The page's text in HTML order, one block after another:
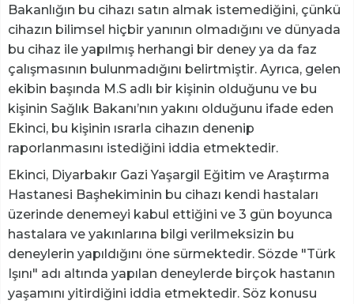
Bakanlığın bu cihazı satın almak istemediğini, çünkü
cihazın bilimsel hiçbir yanının olmadığını ve dünyada
bu cihaz ile yapılmış herhangi bir deney ya da faz
çalışmasının bulunmadığını belirtmiştir. Ayrıca, gelen
ekibin başında M.S adlı bir kişinin olduğunu ve bu
kişinin Sağlık Bakanı’nın yakını olduğunu ifade eden
Ekinci, bu kişinin ısrarla cihazın denenip
raporlanmasını istediğini iddia etmektedir.
Ekinci, Diyarbakır Gazi Yaşargil Eğitim ve Araştırma
Hastanesi Başhekiminin bu cihazı kendi hastaları
üzerinde denemeyi kabul ettiğini ve 3 gün boyunca
hastalara ve yakınlarına bilgi verilmeksizin bu
deneylerin yapıldığını öne sürmektedir. Sözde "Türk
Işını" adı altında yapılan deneylerde birçok hastanın
yaşamını yitirdiğini iddia etmektedir. Söz konusu